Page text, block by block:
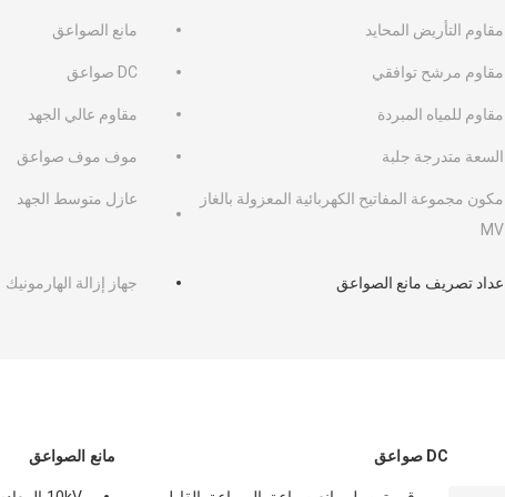
مانع الصواعق مقاوم التأريض المحايد
DC صواعق مقاوم مرشح توافقي
مقاوم عالي الجهد مقاوم للمياه المبردة
موف موف صواعق السعة متدرجة جلبة
عازل متوسط ​​الجهد
مكون مجموعة المفاتيح الكهربائية المعزولة بالغاز
MV
جهاز إزالة الهارمونيك عداد تصريف مانع الصواعق
مانع الصواعق DC صواعق